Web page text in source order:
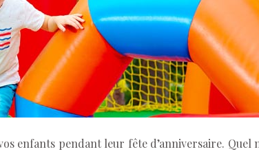
enfants pendant leur fête d’anniversaire.